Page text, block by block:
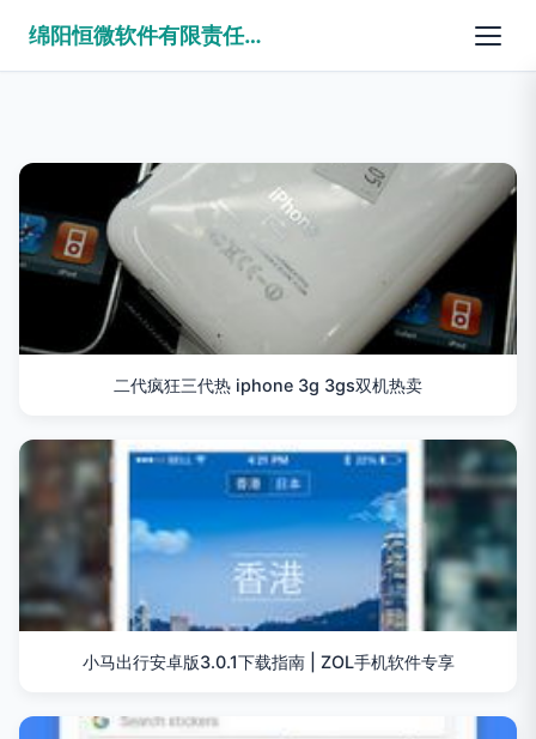
绵阳恒微软件有限责任公司
二代疯狂三代热 iphone 3g 3gs双机热卖
小马出行安卓版3.0.1下载指南 | ZOL手机软件专享